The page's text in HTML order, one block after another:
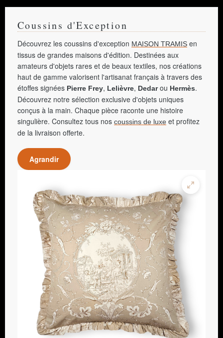
Coussins d'Exception
Découvrez les coussins d'exception MAISON TRAMIS en
tissus de grandes maisons d'édition. Destinées aux
amateurs d'objets rares et de beaux textiles, nos créations
haut de gamme valorisent l'artisanat français à travers des
étoffes signées Pierre Frey, Lelièvre, Dedarou Hermès.
Découvrez notre sélection exclusive d'objets uniques
conçus à la main. Chaque pièce raconte une histoire
singulière. Consultez tous nos coussins de luxe et profitez
de la livraison offerte.
Agrandir